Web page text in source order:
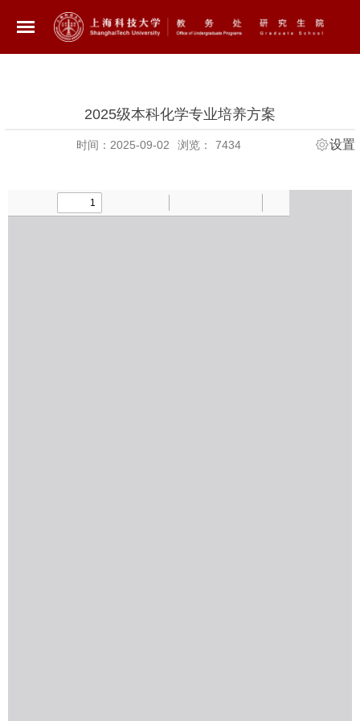
2025级本科化学专业培养方案
时间：2025-09-02 浏览： 7434 设置